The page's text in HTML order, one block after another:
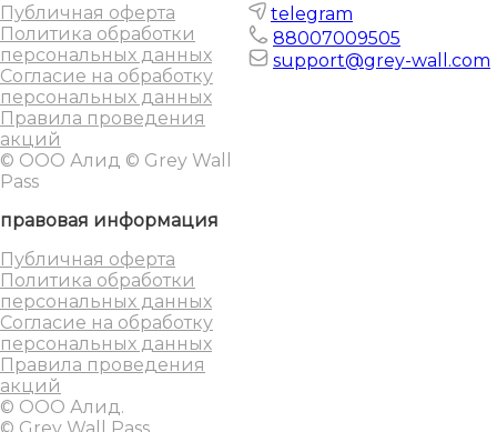
Публичная оферта
Политика обработки
персональных данных
Согласие на обработку
персональных данных
Правила проведения
акций
© ООО Алид © Grey Wall
Pass
telegram
88007009505
support@grey-wall.com
правовая информация
Публичная оферта
Политика обработки
персональных данных
Согласие на обработку
персональных данных
Правила проведения
акций
© ООО Алид.